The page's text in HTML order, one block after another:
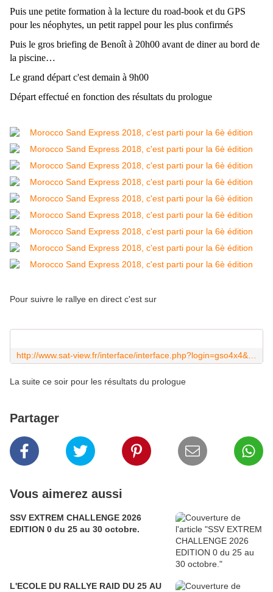
Puis une petite formation à la lecture du road-book et du GPS
pour les néophytes, un petit rappel pour les plus confirmés
Puis le gros briefing de Benoît à 20h00 avant de diner au bord de
la piscine…
Le grand départ c'est demain à 9h00
Départ effectué en fonction des résultats du prologue
Pour suivre le rallye en direct c'est sur
La suite ce soir pour les résultats du prologue
Partager
Vous aimerez aussi
SSV EXTREM CHALLENGE 2026
EDITION 0 du 25 au 30 octobre.
L'ECOLE DU RALLYE RAID DU 25 AU